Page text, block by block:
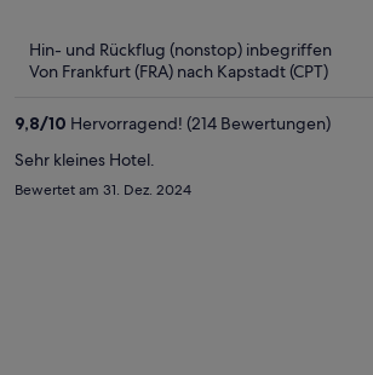
Hin- und Rückflug (nonstop) inbegriffen
Von Frankfurt (FRA) nach Kapstadt (CPT)
9,8/10 Hervorragend! (214 Bewertungen)
Sehr kleines Hotel.
Bewertet am 31. Dez. 2024